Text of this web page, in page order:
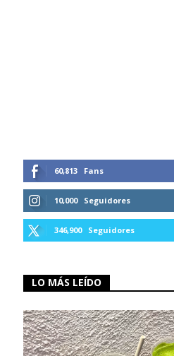
60,813 Fans
10,000 Seguidores
346,900 Seguidores
LO MÁS LEÍDO